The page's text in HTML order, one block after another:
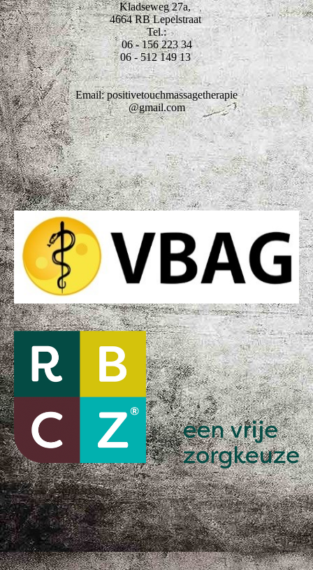
Kladseweg 27a,
4664 RB Lepelstraat
Tel.:
06 - 156 223 34
06 - 512 149 13
Email: positivetouchmassagetherapie
@gmail.com